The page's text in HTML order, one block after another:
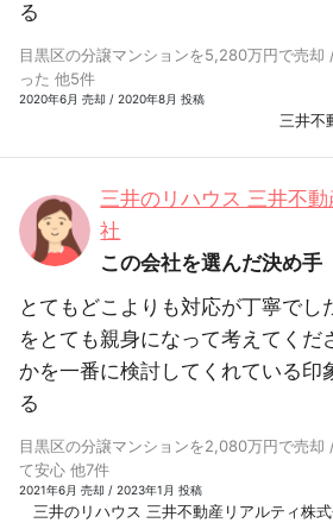
る
目黒区の分譲マンションを5,280万円で売
った 他5件
2020年6月 売却 / 2020年8月 投稿
三井不
三井のリハウス 三井不
社
この会社を選んだ決め手
とてもどこよりも対応が丁寧でし
をとても親身になって考えてくだ
かを一番に検討してくれている印
る
目黒区の分譲マンションを2,080万円で売
て安心 他7件
2021年6月 売却 / 2023年1月 投稿
三井のリハウス 三井不動産リアルティ株